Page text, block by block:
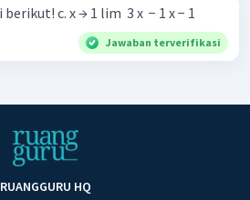
Hitunglah limit fungsi berikut! c. x → 1 lim ​ 3 x ​ − 1 x − 1 ​
Jawaban terverifikasi
RUANGGURU HQ